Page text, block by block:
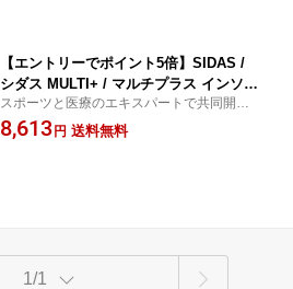
【エントリーでポイント5倍】SIDAS /
シダス MULTI+ / マルチプラス インソー
ル スノーボード 衝撃吸収 バランス向上
疲労軽減 メール便対応
スポーツと医療のエキスパートで共同開発
されたインソール!! SIDAS / MULTI+ 日本正
規品
8,613 円 送料無料
1/1